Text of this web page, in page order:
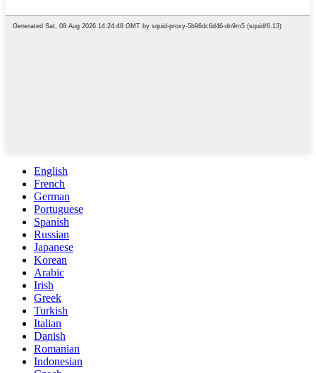
English
French
German
Portuguese
Spanish
Russian
Japanese
Korean
Arabic
Irish
Greek
Turkish
Italian
Danish
Romanian
Indonesian